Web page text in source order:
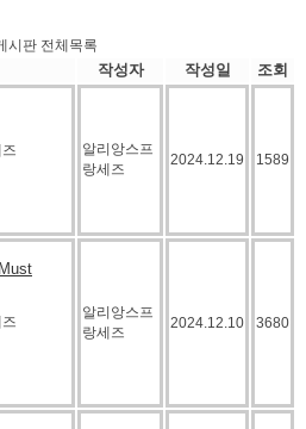
시판 전체목록
작성자 작성일 조회
알리앙스프
랑세즈
2024.12.19 1589
알리앙스프
랑세즈
2024.12.10 3680